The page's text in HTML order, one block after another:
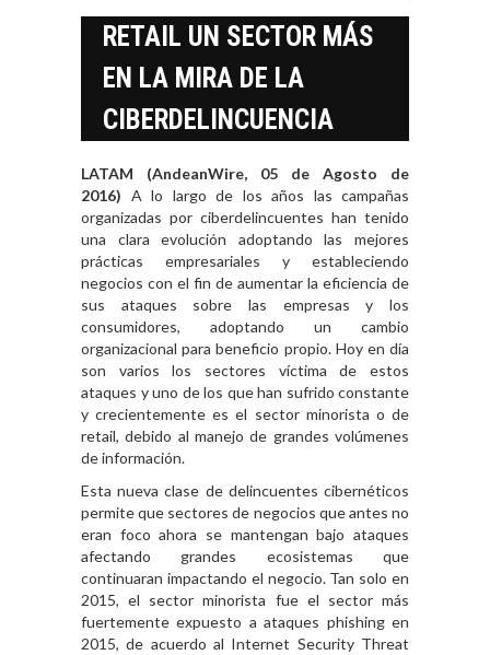
RETAIL UN SECTOR MÁS
EN LA MIRA DE LA
CIBERDELINCUENCIA
LATAM (AndeanWire, 05 de Agosto de
2016) A lo largo de los años las campañas
organizadas por ciberdelincuentes han tenido
una clara evolución adoptando las mejores
prácticas empresariales y estableciendo
negocios con el fin de aumentar la eficiencia de
sus ataques sobre las empresas y los
consumidores, adoptando un cambio
organizacional para beneficio propio. Hoy en día
son varios los sectores víctima de estos
ataques y uno de los que han sufrido constante
y crecientemente es el sector minorista o de
retail, debido al manejo de grandes volúmenes
de información.
Esta nueva clase de delincuentes cibernéticos
permite que sectores de negocios que antes no
eran foco ahora se mantengan bajo ataques
afectando grandes ecosistemas que
continuaran impactando el negocio. Tan solo en
2015, el sector minorista fue el sector más
fuertemente expuesto a ataques phishing en
2015, de acuerdo al Internet Security Threat